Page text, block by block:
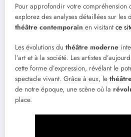
Pour approfondir votre compréhension
explorez des analyses détaillées sur les
théâtre contemporain en visitantce
Les évolutions du théâtre moderne
l’art et à la société. Les artistes
cette forme d’expression, révélant le
spectacle vivant. Grâce à eux, le
de notre époque, une scène où la
place.